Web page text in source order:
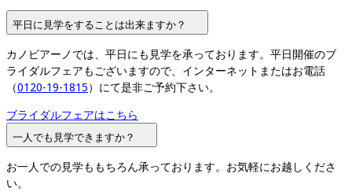
平日に見学をすることは出来ますか？
カノビアーノでは、平日にも見学を承っております。平日開催のブ
ライダルフェアもございますので、インターネットまたはお電話
（0120-19-1815）にて是非ご予約下さい。
ブライダルフェアはこちら
一人でも見学できますか？
お一人での見学ももちろん承っております。お気軽にお越しくださ
い。